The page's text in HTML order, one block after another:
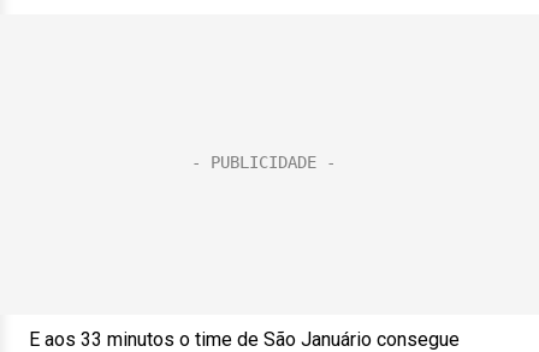
E aos 33 minutos o time de São Januário consegue